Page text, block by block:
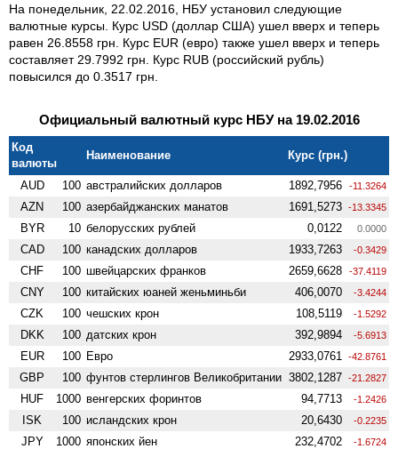
На понедельник, 22.02.2016, НБУ установил следующие
валютные курсы. Курс USD (доллар США) ушел вверх и теперь
равен 26.8558 грн. Курс EUR (евро) также ушел вверх и теперь
составляет 29.7992 грн. Курс RUB (российский рубль)
повысился до 0.3517 грн.
Официальный валютный курс НБУ на 19.02.2016
Код
валюты
Наименование Курс (грн.)
AUD 100 австралийских долларов 1892,7956 -11.3264
AZN 100 азербайджанских манатов 1691,5273 -13.3345
BYR 10 белорусских рублей 0,0122 0.0000
CAD 100 канадских долларов 1933,7263 -0.3429
CHF 100 швейцарских франков 2659,6628 -37.4119
CNY 100 китайских юаней женьминьби 406,0070 -3.4244
CZK 100 чешских крон 108,5119 -1.5292
DKK 100 датских крон 392,9894 -5.6913
EUR 100 Евро 2933,0761 -42.8761
GBP 100 фунтов стерлингов Велико­британии 3802,1287 -21.2827
HUF 1000 венгерских форинтов 94,7713 -1.2426
ISK 100 исландских крон 20,6430 -0.2235
JPY 1000 японских йен 232,4702 -1.6724